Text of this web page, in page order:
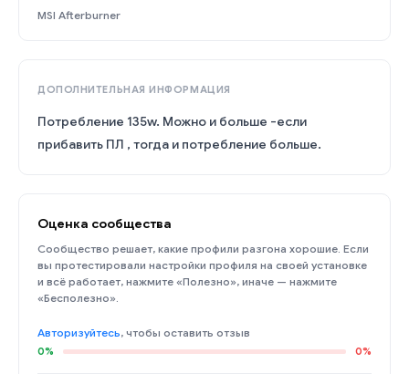
MSI Afterburner
ДОПОЛНИТЕЛЬНАЯ ИНФОРМАЦИЯ
Потребление 135w. Можно и больше -если
прибавить ПЛ , тогда и потребление больше.
Оценка сообщества
Сообщество решает, какие профили разгона хорошие. Если
вы протестировали настройки профиля на своей установке
и всё работает, нажмите «Полезно», иначе — нажмите
«Бесполезно».
Авторизуйтесь, чтобы оставить отзыв
0% 0%